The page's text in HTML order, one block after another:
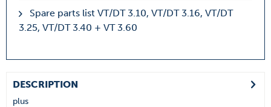
Spare parts list VT/DT 3.10, VT/DT 3.16, VT/DT
3.25, VT/DT 3.40 + VT 3.60
DESCRIPTION
plus